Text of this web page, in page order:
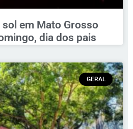
em Mato Grosso
dia dos pais
GERAL